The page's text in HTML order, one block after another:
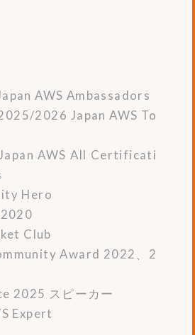
AWS Ambassadors
2026 Japan AWS To
AWS All Certificati
Hero
Club
Award 2022、2
2025 スピーカー
Expert